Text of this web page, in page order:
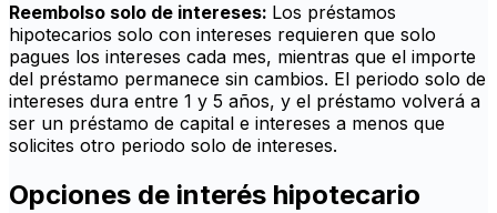
Reembolso solo de intereses: Los préstamos
hipotecarios solo con intereses requieren que solo
pagues los intereses cada mes, mientras que el importe
del préstamo permanece sin cambios. El periodo solo de
intereses dura entre 1 y 5 años, y el préstamo volverá a
ser un préstamo de capital e intereses a menos que
solicites otro periodo solo de intereses.
Opciones de interés hipotecario